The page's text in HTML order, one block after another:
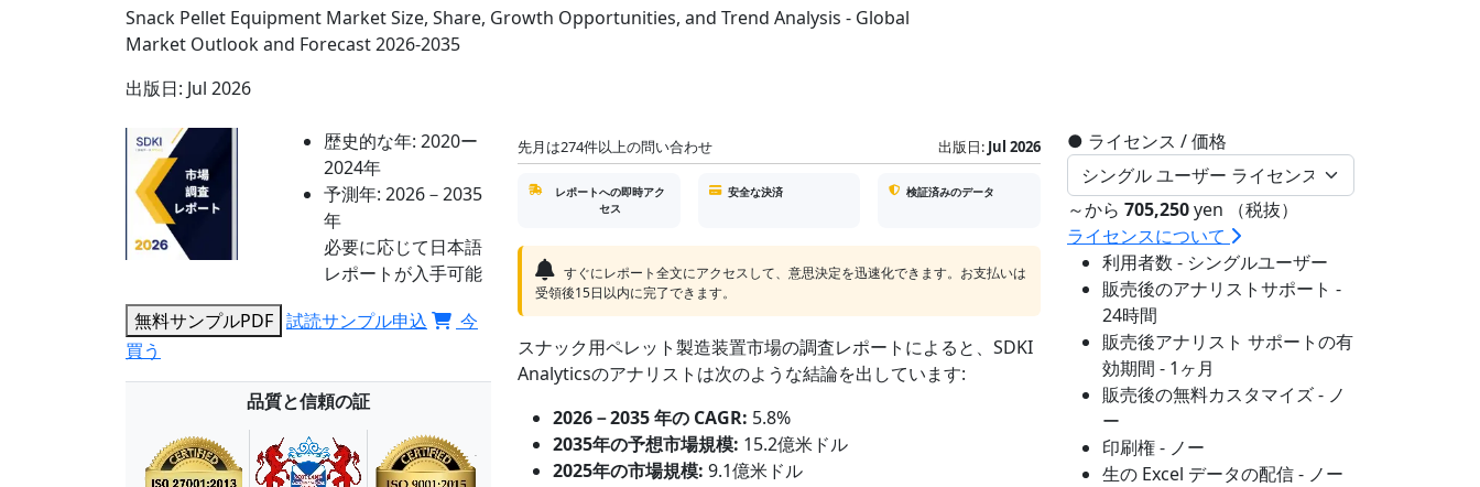
Snack Pellet Equipment Market Size, Share, Growth Opportunities, and Trend Analysis - Global
Market Outlook and Forecast 2026-2035
出版日: Jul 2026
歴史的な年: 2020ー
2024年
予測年: 2026－2035
年
必要に応じて日本語
レポートが入手可能
無料サンプルPDF 試読サンプル申込
今
買う
品質と信頼の証
先月は274件以上の問い合わせ 出版日: Jul 2026
レポートへの即時アク
セス
安全な決済 検証済みのデータ
すぐにレポート全文にアクセスして、意思決定を迅速化できます。お支払いは
受領後15日以内に完了できます。
スナック用ペレット製造装置市場の調査レポートによると、SDKI
Analyticsのアナリストは次のような結論を出しています:
2026－2035 年の CAGR: 5.8%
2035年の予想市場規模: 15.2億米ドル
2025年の市場規模: 9.1億米ドル
● ライセンス / 価格
～から 705,250yen （税抜）
ライセンスについて
利用者数 - シングルユーザー
販売後のアナリストサポート -
24時間
販売後アナリスト サポートの有
効期間 - 1ヶ月
販売後の無料カスタマイズ - ノ
ー
印刷権 - ノー
生の Excel データの配信 - ノー